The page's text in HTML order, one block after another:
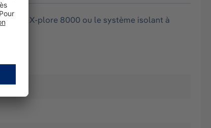
X-plore 8000 ou le système isolant à